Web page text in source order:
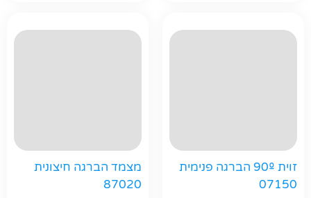
זוית 90º הברגה פנימית
07150
מצמד הברגה חיצונית
87020